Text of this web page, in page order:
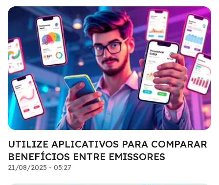
UTILIZE APLICATIVOS PARA COMPARAR
BENEFÍCIOS ENTRE EMISSORES
21/08/2025 - 05:27